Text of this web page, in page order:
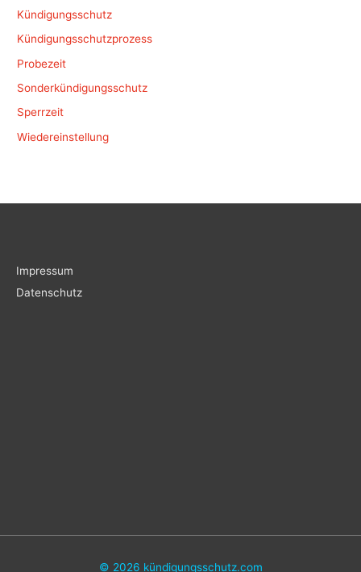
Kündigungsschutz
Kündigungsschutzprozess
Probezeit
Sonderkündigungsschutz
Sperrzeit
Wiedereinstellung
Impressum
Datenschutz
© 2026 kündigungsschutz.com